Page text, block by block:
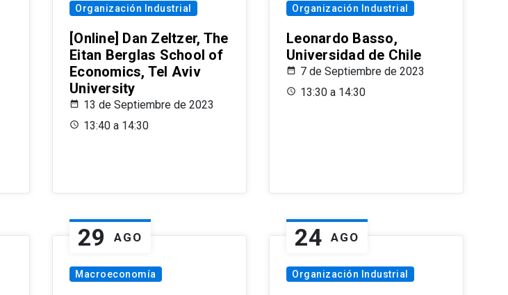
Organización Industrial
[Online] Dan Zeltzer, The
Eitan Berglas School of
Economics, Tel Aviv
University
13 de Septiembre de 2023
13:40 a 14:30
Organización Industrial
Leonardo Basso,
Universidad de Chile
7 de Septiembre de 2023
13:30 a 14:30
29 AGO
Macroeconomía
24 AGO
Organización Industrial